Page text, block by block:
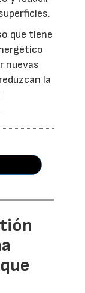
que tiene
nuevas
la